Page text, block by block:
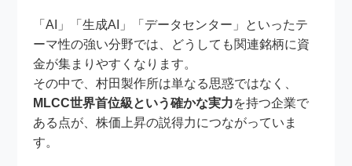
「AI」「生成AI」「データセンター」といったテ
ーマ性の強い分野では、どうしても関連銘柄に資
金が集まりやすくなります。
その中で、村田製作所は単なる思惑ではなく、
MLCC世界首位級という確かな実力を持つ企業で
ある点が、株価上昇の説得力につながっていま
す。